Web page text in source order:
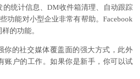
的统计信息、DM收件箱清理、自动跟踪
功能对小型企业非常有帮助。Facebook
的功能。
你的社交媒体覆盖面的强大方式，此外
账户的工作。如果你是新手，你可以试